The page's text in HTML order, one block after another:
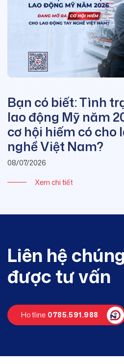
Bạn có biết: Tình
lao động Mỹ năm
cơ hội hiếm có cho
nghề Việt Nam?
08/07/2026
Xem chi tiết
Liên hệ
được tư vấn
Hotline 0785.591.988